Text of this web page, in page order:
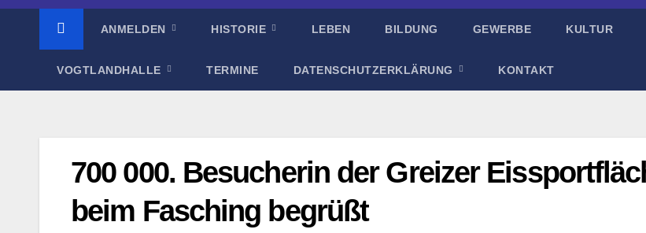
ANMELDEN HISTORIE LEBEN BILDUNG GEWERBE KULTUR
VOGTLANDHALLE TERMINE DATENSCHUTZERKLÄRUNG KONTAKT
700 000. Besucherin der Greizer
beim Fasching begrüßt